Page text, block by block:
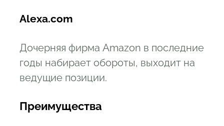
Alexa.com
Дочерняя фирма Amazon в последние
годы набирает обороты, выходит на
ведущие позиции.
Преимущества